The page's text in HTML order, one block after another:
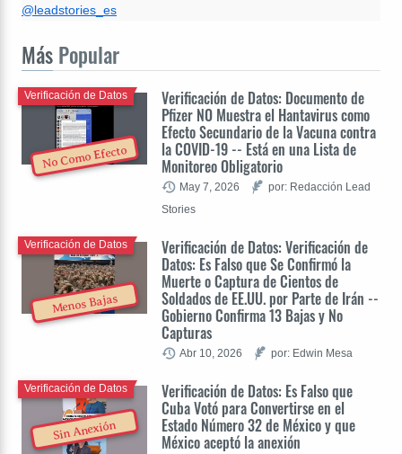
@leadstories_es
Más Popular
No Como Efecto
Verificación de Datos: Documento de
Pfizer NO Muestra el Hantavirus como
Efecto Secundario de la Vacuna contra
la COVID-19 -- Está en una Lista de
Monitoreo Obligatorio
Verificación de Datos
May 7, 2026
por: Redacción Lead
Stories
Menos Bajas
Verificación de Datos: Verificación de
Datos: Es Falso que Se Confirmó la
Muerte o Captura de Cientos de
Soldados de EE.UU. por Parte de Irán --
Gobierno Confirma 13 Bajas y No
Capturas
Verificación de Datos
Abr 10, 2026 por: Edwin Mesa
Sin Anexión
Verificación de Datos: Es Falso que
Cuba Votó para Convertirse en el
Estado Número 32 de México y que
México aceptó la anexión
Verificación de Datos